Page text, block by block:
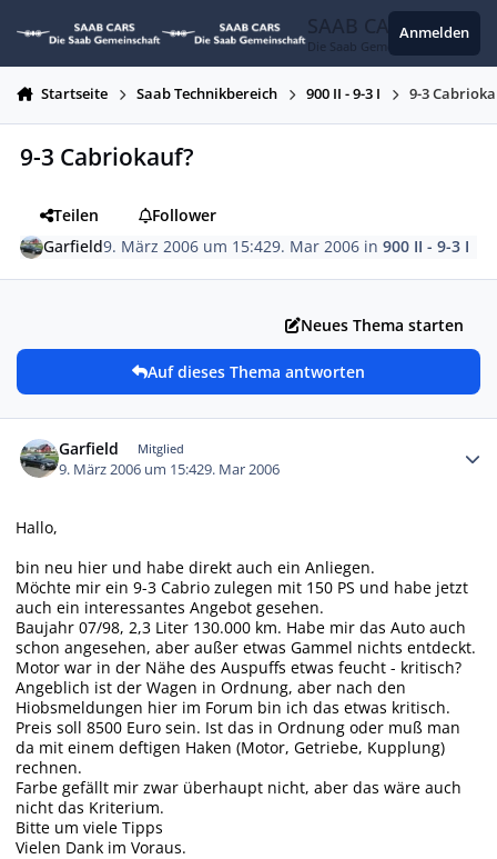
SAAB CARS
Die Saab Gemeinschaft
Anmelden
Startseite Saab Technikbereich 900 II - 9-3 I 9-3
9-3 Cabriokauf?
Teilen
Follower
Garfield9. März 2006 um 15:429. Mar 2006 in900 II - 9-3 I
Neues Thema starten
Auf dieses Thema antworten
Garfield Mitglied
9. März 2006 um 15:429. Mar 2006
Hallo,
bin neu hier und habe direkt auch ein Anliegen.
Möchte mir ein 9-3 Cabrio zulegen mit 150 PS und habe jetzt
auch ein interessantes Angebot gesehen.
Baujahr 07/98, 2,3 Liter 130.000 km. Habe mir das Auto auch
schon angesehen, aber außer etwas Gammel nichts entdeckt.
Motor war in der Nähe des Auspuffs etwas feucht - kritisch?
Angeblich ist der Wagen in Ordnung, aber nach den
Hiobsmeldungen hier im Forum bin ich das etwas kritisch.
Preis soll 8500 Euro sein. Ist das in Ordnung oder muß man
da mit einem deftigen Haken (Motor, Getriebe, Kupplung)
rechnen.
Farbe gefällt mir zwar überhaupt nicht, aber das wäre auch
nicht das Kriterium.
Bitte um viele Tipps
Vielen Dank im Voraus.